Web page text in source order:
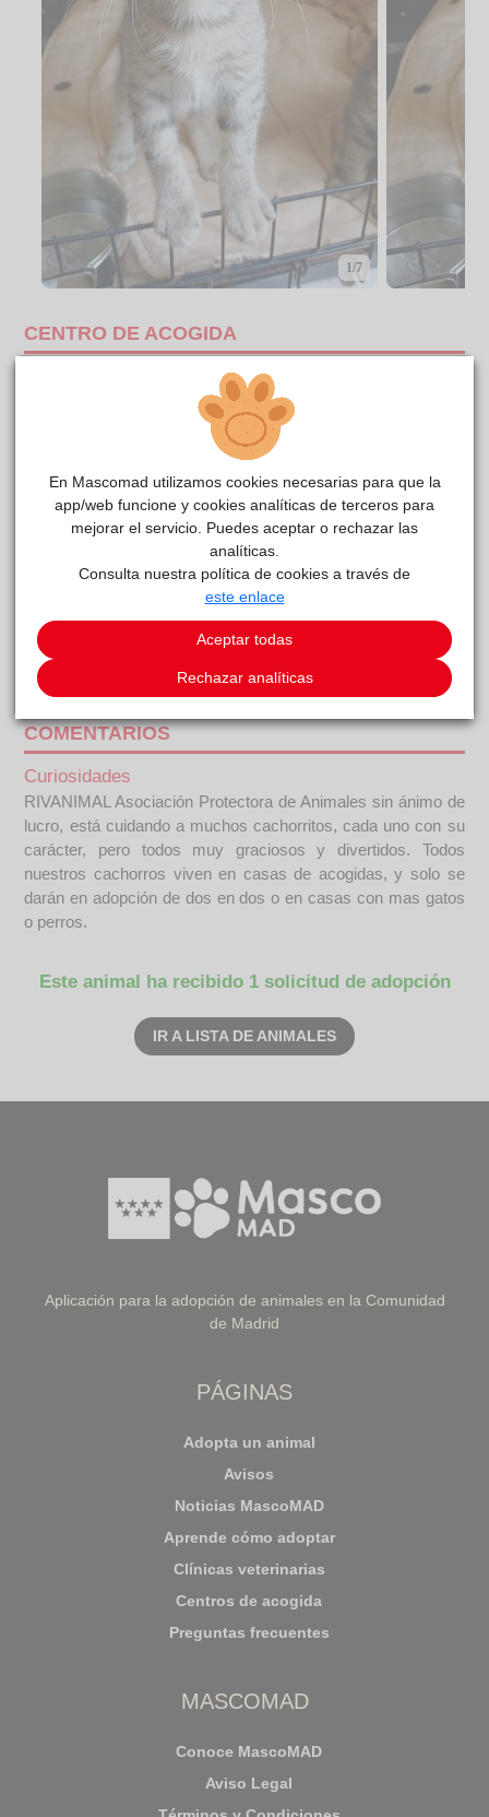
1/7
CENTRO DE ACOGIDA
Dingo
RIVAnimal
COMENTARIOS
Curiosidades
RIVANIMAL Asociación Protectora de Animales sin ánimo de
lucro, está cuidando a muchos cachorritos, cada uno con su
carácter, pero todos muy graciosos y divertidos. Todos
nuestros cachorros viven en casas de acogidas, y solo se
darán en adopción de dos en dos o en casas con mas gatos
o perros.
Este animal ha recibido 1 solicitud de adopción
IR A LISTA DE ANIMALES
Aplicación para la adopción de animales en la Comunidad
de Madrid
PÁGINAS
Adopta un animal
Avisos
Noticias MascoMAD
Aprende cómo adoptar
Clínicas veterinarias
Centros de acogida
Preguntas frecuentes
MASCOMAD
Conoce MascoMAD
Aviso Legal
En Mascomad utilizamos cookies necesarias para que la
app/web funcione y cookies analíticas de terceros para
mejorar el servicio. Puedes aceptar o rechazar las
analíticas.
Consulta nuestra política de cookies a través de
este enlace
Aceptar todas
Rechazar analíticas